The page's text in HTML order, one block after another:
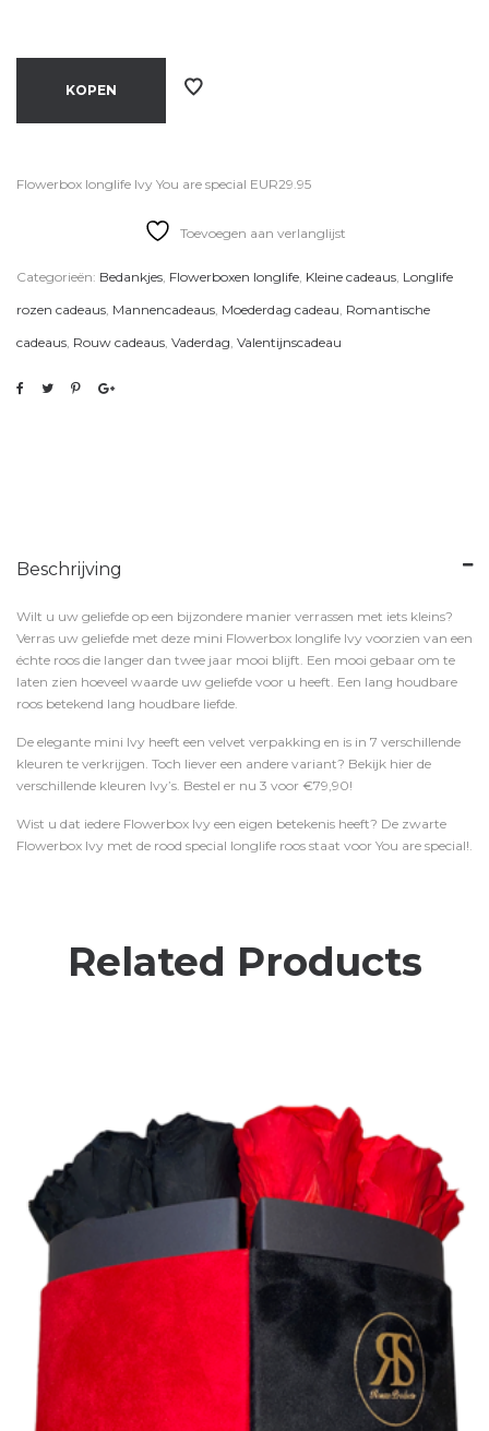
KOPEN
Flowerbox longlife Ivy You are special EUR29.95
Toevoegen aan verlanglijst
Categorieën: Bedankjes, Flowerboxen longlife, Kleine cadeaus, Longlife
rozen cadeaus, Mannencadeaus, Moederdag cadeau, Romantische
cadeaus, Rouw cadeaus, Vaderdag, Valentijnscadeau
Beschrijving
Wilt u uw geliefde op een bijzondere manier verrassen met iets kleins?
Verras uw geliefde met deze mini Flowerbox longlife Ivy voorzien van een
échte roos die langer dan twee jaar mooi blijft. Een mooi gebaar om te
laten zien hoeveel waarde uw geliefde voor u heeft. Een lang houdbare
roos betekend lang houdbare liefde.
De elegante mini Ivy heeft een velvet verpakking en is in 7 verschillende
kleuren te verkrijgen. Toch liever een andere variant? Bekijk hier de
verschillende kleuren Ivy’s. Bestel er nu 3 voor €79,90!
Wist u dat iedere Flowerbox Ivy een eigen betekenis heeft? De zwarte
Flowerbox Ivy met de rood special longlife roos staat voor You are special!.
Related Products